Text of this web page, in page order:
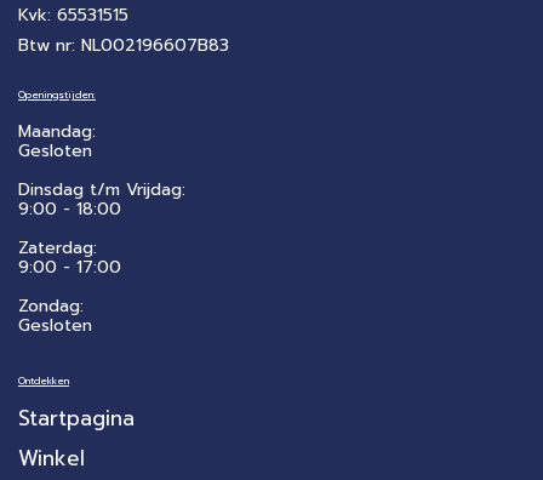
Kvk: 65531515
Btw nr: NL002196607B83
Openingstijden:
Maandag:
Gesloten
Dinsdag t/m Vrijdag:
9:00 - 18:00
Zaterdag:
​9:00 - 17:00
Zondag:
Gesloten
Ontdekken
Startpagina
Winkel